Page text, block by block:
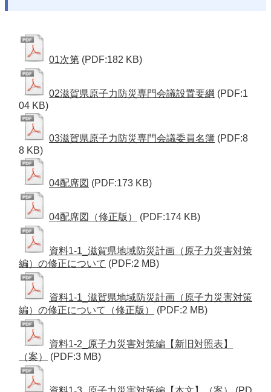
01次第 (PDF:182 KB)
02滋賀県原子力防災専門会議設置要綱 (PDF:1
04 KB)
03滋賀県原子力防災専門会議委員名簿 (PDF:8
8 KB)
04配席図 (PDF:173 KB)
04配席図（修正版） (PDF:174 KB)
資料1-1_滋賀県地域防災計画（原子力災害対策
編）の修正について (PDF:2 MB)
資料1-1_滋賀県地域防災計画（原子力災害対策
編）の修正について（修正版）
(PDF:2 MB)
資料1-2_原子力災害対策編【新旧対照表】
（案）
(PDF:3 MB)